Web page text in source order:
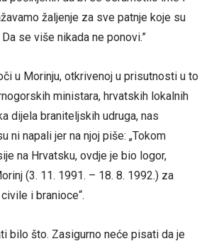
žaljenje za sve patnje koje su
se više nikada ne ponovi.”
u Morinju, otkrivenoj u prisutnosti u to
ministara, hrvatskih lokalnih
dijela braniteljskih udruga, nas
ni napali jer na njoj piše: „Tokom
na Hrvatsku, ovdje je bio logor,
(3. 11. 1991. – 18. 8. 1992.) za
i branioce“.
bilo što. Zasigurno neće pisati da je